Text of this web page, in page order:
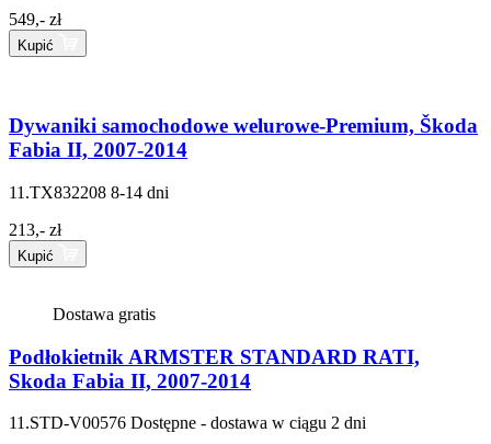
549,- zł
Kupić
Dywaniki samochodowe welurowe-Premium, Škoda
Fabia II, 2007-2014
11.TX832208 8-14 dni
213,- zł
Kupić
Dostawa gratis
Podłokietnik ARMSTER STANDARD RATI,
Skoda Fabia II, 2007-2014
11.STD-V00576 Dostępne - dostawa w ciągu 2 dni